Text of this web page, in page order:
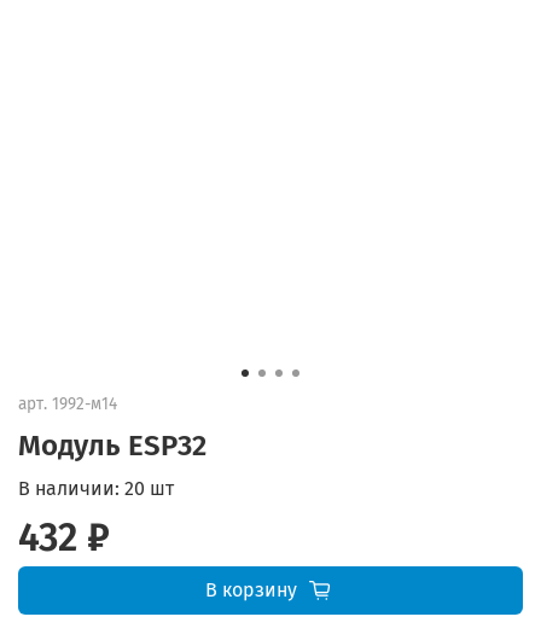
арт. 1992-м14
Модуль ESP32
В наличии: 20 шт
432 ₽
В корзину